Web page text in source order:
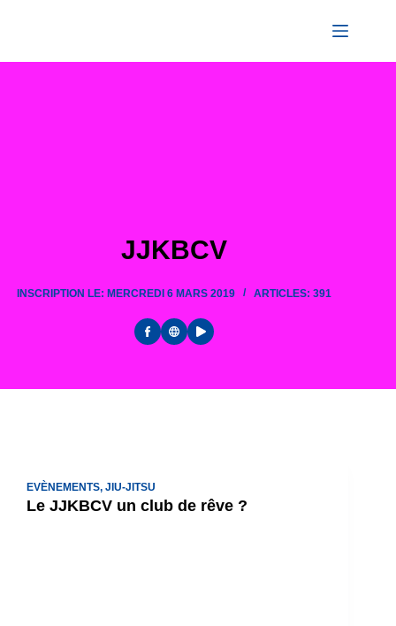
JJKBCV
INSCRIPTION LE: MERCREDI 6 MARS 2019 ARTICLES: 391
EVÈNEMENTS, JIU-JITSU
Le JJKBCV un club de rêve ?